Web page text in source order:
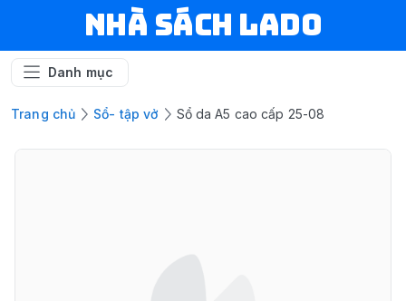
NHÀ SÁCH LADO
Danh mục
Trang chủ Sổ- tập vở Sổ da A5 cao cấp 25-08